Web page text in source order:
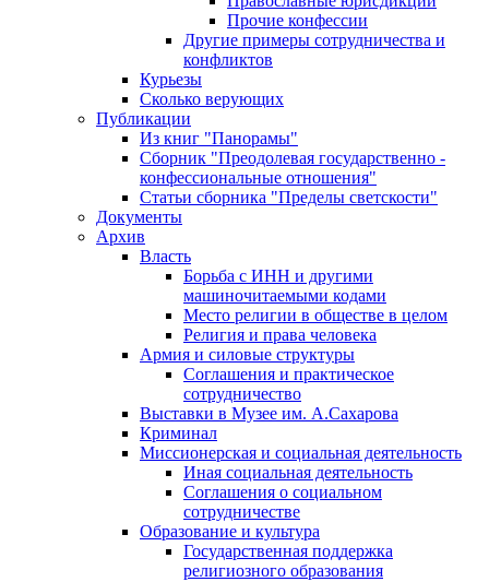
Прочие конфессии
Другие примеры сотрудничества и
конфликтов
Курьезы
Сколько верующих
Публикации
Из книг "Панорамы"
Сборник "Преодолевая государственно -
конфессиональные отношения"
Статьи сборника "Пределы светскости"
Документы
Архив
Власть
Борьба с ИНН и другими
машиночитаемыми кодами
Место религии в обществе в целом
Религия и права человека
Армия и силовые структуры
Соглашения и практическое
сотрудничество
Выставки в Музее им. А.Сахарова
Криминал
Миссионерская и социальная деятельность
Иная социальная деятельность
Соглашения о социальном
сотрудничестве
Образование и культура
Государственная поддержка
религиозного образования